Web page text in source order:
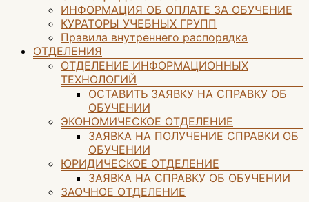
ИНФОРМАЦИЯ ОБ ОПЛАТЕ ЗА ОБУЧЕНИЕ
КУРАТОРЫ УЧЕБНЫХ ГРУПП
Правила внутреннего распорядка
ОТДЕЛЕНИЯ
ОТДЕЛЕНИЕ ИНФОРМАЦИОННЫХ
ТЕХНОЛОГИЙ
ОСТАВИТЬ ЗАЯВКУ НА СПРАВКУ ОБ
ОБУЧЕНИИ
ЭКОНОМИЧЕСКОЕ ОТДЕЛЕНИЕ
ЗАЯВКА НА ПОЛУЧЕНИЕ СПРАВКИ ОБ
ОБУЧЕНИИ
ЮРИДИЧЕСКОЕ ОТДЕЛЕНИЕ
ЗАЯВКА НА СПРАВКУ ОБ ОБУЧЕНИИ
ЗАОЧНОЕ ОТДЕЛЕНИЕ